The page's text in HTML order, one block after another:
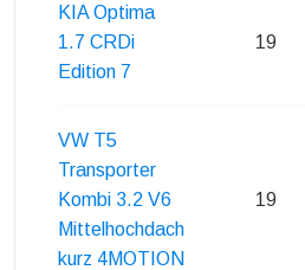
KIA Optima
1.7 CRDi
Edition 7
19
VW T5
Transporter
Kombi 3.2 V6
Mittelhochdach
kurz 4MOTION
19